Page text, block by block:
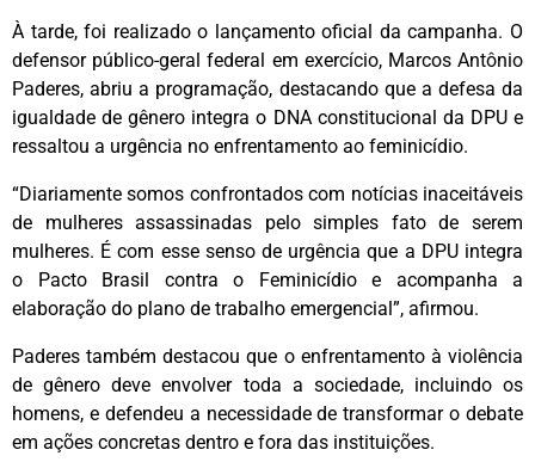
À tarde, foi realizado o lançamento oficial da campanha. O
defensor público-geral federal em exercício, Marcos Antônio
Paderes, abriu a programação, destacando que a defesa da
igualdade de gênero integra o DNA constitucional da DPU e
ressaltou a urgência no enfrentamento ao feminicídio.
“Diariamente somos confrontados com notícias inaceitáveis
de mulheres assassinadas pelo simples fato de serem
mulheres. É com esse senso de urgência que a DPU integra
o Pacto Brasil contra o Feminicídio e acompanha a
elaboração do plano de trabalho emergencial”, afirmou.
Paderes também destacou que o enfrentamento à violência
de gênero deve envolver toda a sociedade, incluindo os
homens, e defendeu a necessidade de transformar o debate
em ações concretas dentro e fora das instituições.